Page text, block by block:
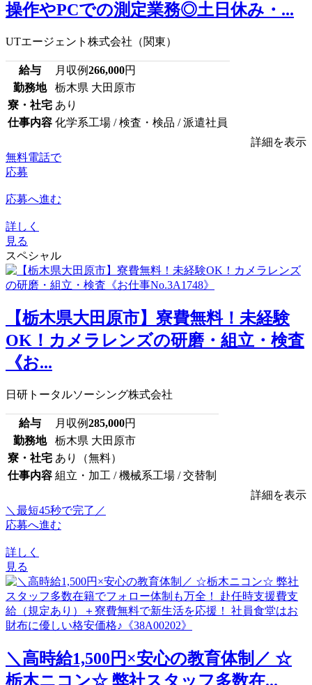
操作やPCでの測定業務◎土日休み・...
UTエージェント株式会社（関東）
給与 月収例266,000円
勤務地
栃木県 大田原市
寮・社宅 あり
仕事内容 化学系工場 / 検査・検品 / 派遣社員
詳細を表示
無料電話で
応募
応募へ進む
詳しく
見る
スペシャル
【栃木県大田原市】寮費無料！未経験
OK！カメラレンズの研磨・組立・検査
《お...
日研トータルソーシング株式会社
給与 月収例285,000円
勤務地
栃木県 大田原市
寮・社宅 あり（無料）
仕事内容 組立・加工 / 機械系工場 / 交替制
詳細を表示
＼最短45秒で完了／
応募へ進む
詳しく
見る
＼高時給1,500円×安心の教育体制／ ☆
栃木ニコン☆ 弊社スタッフ多数在...